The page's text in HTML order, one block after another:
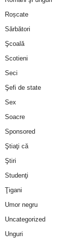
Roșcate
Sărbători
Şcoală
Scotieni
Seci
Şefi de state
Sex
Soacre
Sponsored
Ştiaţi că
Ştiri
Studenţi
Ţigani
Umor negru
Uncategorized
Unguri